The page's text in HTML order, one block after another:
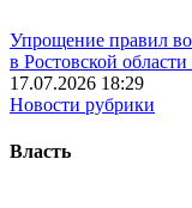
Упрощение правил
в Ростовской
17.07.2026 18:29
Новости рубрики
Власть